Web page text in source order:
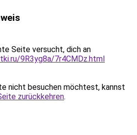
Seite versucht, dich an
9R3yg8a/7r4CMDz.html
nicht besuchen möchtest, kannst
zurückkehren.